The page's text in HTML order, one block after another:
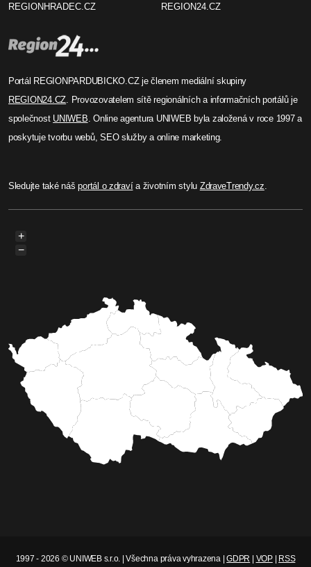
REGIONHRADEC.CZ REGION24.CZ
Portál REGIONPARDUBICKO.CZ je členem mediální skupiny
REGION24.CZ . Provozovatelem sítě regionálních a informačních portálů je
společnost UNIWEB . Online agentura UNIWEB byla založená v roce 1997 a
poskytuje tvorbu webů, SEO služby a online marketing.
Sledujte také nášportál o zdravía životním stylu ZdraveTrendy.cz
+
−
1997 - 2026 © UNIWEB s.r.o. | Všechna práva vyhrazena |GDPR | VOP| RSS